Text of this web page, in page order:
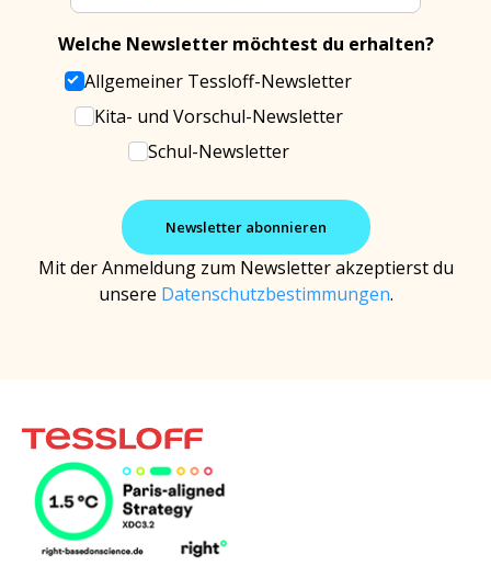
Welche Newsletter möchtest du erhalten?
Allgemeiner Tessloff-Newsletter
Kita- und Vorschul-Newsletter
Schul-Newsletter
Mit der Anmeldung zum Newsletter akzeptierst du
unsere Datenschutzbestimmungen.